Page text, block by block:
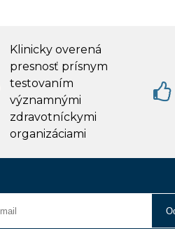
Klinicky overená
presnosť prísnym
testovaním
významnými
zdravotníckymi
organizáciami